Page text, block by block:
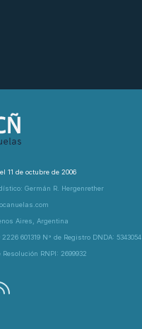
11 de octubre de 2006
Germán R. Hergenrether
Aires, Argentina
601319 N° de Registro DNDA: 5343054
RNPI: 2699932